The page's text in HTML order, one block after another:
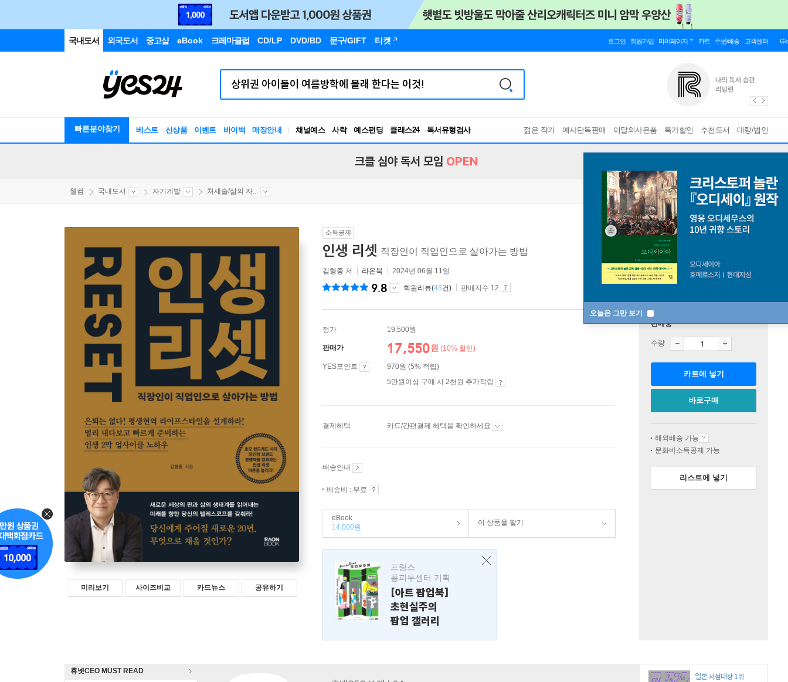
국내도서 외국도서 중고샵 eBook 크레마클럽 CD/LP DVD/BD 문구/GIFT 티켓 로그인 회원가입 마이페이지 카트 주문/배송 고객센터
빠른분야찾기 베스트 신상품 이벤트 바이백 매장안내 채널예스 사락 예스펀딩 클래스24
RBTI Lab
독서유형검사
젊은 작가 예사단독판매 이달의사은품 특가할인 추천도서 대량/법인
오늘은 그만 보기
크클 심야 독서 모임 OPEN
웰컴 국내도서 자기계발 처세술/삶의 자...
미리보기 사이즈비교 카드뉴스 공유하기
소득공제
인생 리셋 직장인이 직업인으로 살아가는 방법
김형중 저 라온북 2024년 06월 11일
9.8 회원리뷰(43건) 판매지수 12
정가 19,500원
판매가 17,550원 (10% 할인)
YES포인트
970원 (5% 적립)
5만원이상 구매 시 2천원 추가적립
결제혜택 카드/간편결제 혜택을 확인하세요
배송안내
배송비 : 무료
eBook
14,000원
이 상품을 팔기
프랑스
퐁피두센터 기획
[아트 팝업북]
초현실주의
팝업 갤러리
판매중
수량
카트에 넣기
바로구매
해외배송 가능
문화비소득공제 가능
리스트에 넣기
휴넷CEO MUST READ